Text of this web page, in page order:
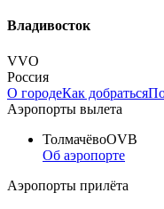
Владивосток
VVO
Россия
О городеКак добраться
Аэропорты вылета
ТолмачёвоOVB
Об аэропорте
Аэропорты прилёта